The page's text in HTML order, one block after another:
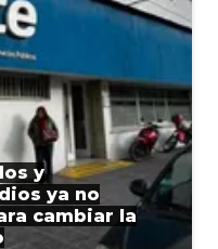
y
ya no
cambiar la